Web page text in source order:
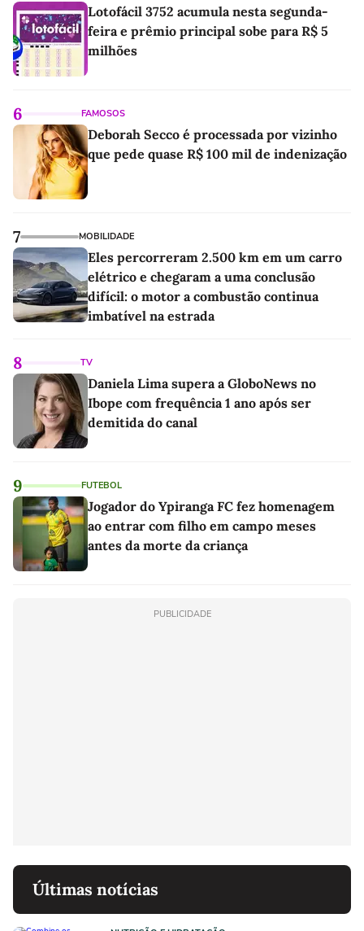
Lotofácil 3752 acumula nesta segunda-
feira e prêmio principal sobe para R$ 5
milhões
6 FAMOSOS
Deborah Secco é processada por vizinho
que pede quase R$ 100 mil de indenização
7 MOBILIDADE
Eles percorreram 2.500 km em um carro
elétrico e chegaram a uma conclusão
difícil: o motor a combustão continua
imbatível na estrada
8 TV
Daniela Lima supera a GloboNews no
Ibope com frequência 1 ano após ser
demitida do canal
9 FUTEBOL
Jogador do Ypiranga FC fez homenagem
ao entrar com filho em campo meses
antes da morte da criança
PUBLICIDADE
Últimas notícias